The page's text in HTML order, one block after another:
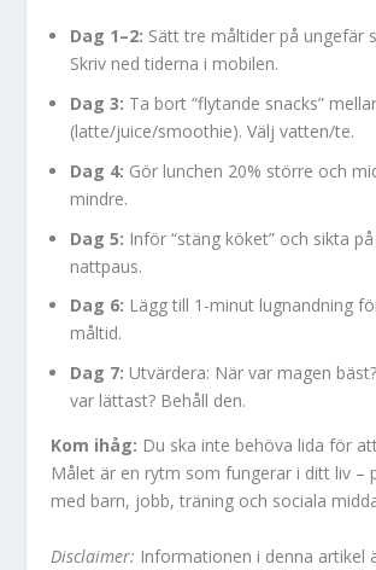
Dag 1–2: Sätt tre måltider på ungefär
Skriv ned tiderna i mobilen.
Dag 3: Ta bort “flytande snacks”
(latte/juice/smoothie). Välj vatten/te.
Dag 4: Gör lunchen 20% större och
mindre.
Dag 5: Inför “stäng köket” och sikta
nattpaus.
Dag 6: Lägg till 1-minut lugnandning
måltid.
Dag 7: Utvärdera: När var magen
var lättast? Behåll den.
Kom ihåg: Du ska inte behöva lida för
Målet är en rytm som fungerar i ditt liv –
med barn, jobb, träning och sociala
Disclaimer: Informationen i denna artikel